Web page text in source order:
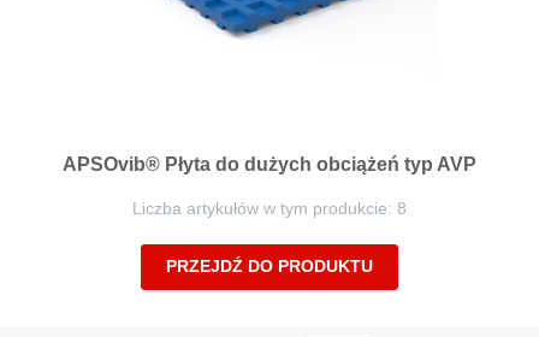
APSOvib® Płyta do dużych obciążeń typ AVP
Liczba artykułów w tym produkcie: 8
PRZEJDŹ DO PRODUKTU